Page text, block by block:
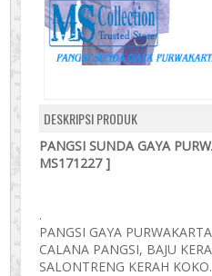
DESKRIPSI PRODUK
PANGSI SUNDA GAYA
MS171227 ]
.
PANGSI GAYA
CALANA PANGSI, BAJU
SALONTRENG KERAH KOKO.